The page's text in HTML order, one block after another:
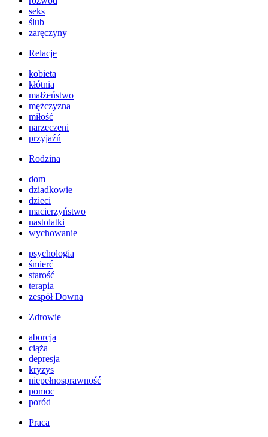
seks
ślub
zaręczyny
Relacje
kobieta
kłótnia
małżeństwo
mężczyzna
miłość
narzeczeni
przyjaźń
Rodzina
dom
dziadkowie
dzieci
macierzyństwo
nastolatki
wychowanie
psychologia
śmierć
starość
terapia
zespół Downa
Zdrowie
aborcja
ciąża
depresja
kryzys
niepełnosprawność
pomoc
poród
Praca